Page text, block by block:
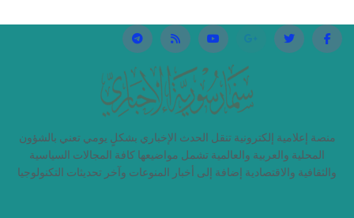
منصة إعلامية إلكترونية تنقل الحدث الإخباري بشكلٍ يومي تعني بالشؤون
المحلية والعربية والعالمية تشمل مواضيعها كافة المجالات السياسية
والثقافية والاقتصادية إضافة إلى أخبار المنوعات وآخر تحديثات التكنولوجيا